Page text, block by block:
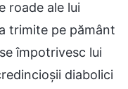
roade ale lui
trimite pe pământ
împotrivesc lui
diabolici